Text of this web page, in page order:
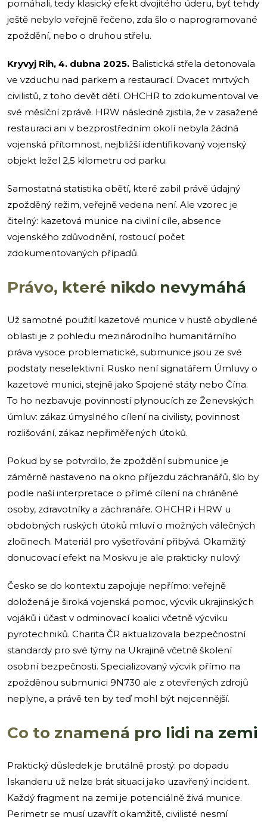
pomáhali, tedy klasický efekt dvojitého úderu, byť tehdy
ještě nebylo veřejně řečeno, zda šlo o naprogramované
zpoždění, nebo o druhou střelu.
Kryvyj Rih, 4. dubna 2025. Balistická střela detonovala
ve vzduchu nad parkem a restaurací. Dvacet mrtvých
civilistů, z toho devět dětí. OHCHR to zdokumentoval ve
své měsíční zprávě. HRW následně zjistila, že v zasažené
restauraci ani v bezprostředním okolí nebyla žádná
vojenská přítomnost, nejbližší identifikovaný vojenský
objekt ležel 2,5 kilometru od parku.
Samostatná statistika obětí, které zabil právě údajný
zpožděný režim, veřejně vedena není. Ale vzorec je
čitelný: kazetová munice na civilní cíle, absence
vojenského zdůvodnění, rostoucí počet
zdokumentovaných případů.
Právo, které nikdo nevymáhá
Už samotné použití kazetové munice v hustě obydlené
oblasti je z pohledu mezinárodního humanitárního
práva vysoce problematické, submunice jsou ze své
podstaty neselektivní. Rusko není signatářem Úmluvy o
kazetové munici, stejně jako Spojené státy nebo Čína.
To ho nezbavuje povinností plynoucích ze Ženevských
úmluv: zákaz úmyslného cílení na civilisty, povinnost
rozlišování, zákaz nepřiměřených útoků.
Pokud by se potvrdilo, že zpoždění submunice je
záměrně nastaveno na okno příjezdu záchranářů, šlo by
podle naší interpretace o přímé cílení na chráněné
osoby, zdravotníky a záchranáře. OHCHR i HRW u
obdobných ruských útoků mluví o možných válečných
zločinech. Materiál pro vyšetřování přibývá. Okamžitý
donucovací efekt na Moskvu je ale prakticky nulový.
Česko se do kontextu zapojuje nepřímo: veřejně
doložená je široká vojenská pomoc, výcvik ukrajinských
vojáků i účast v odminovací koalici včetně výcviku
pyrotechniků. Charita ČR aktualizovala bezpečnostní
standardy pro své týmy na Ukrajině včetně školení
osobní bezpečnosti. Specializovaný výcvik přímo na
zpožděnou submunici 9N730 ale z otevřených zdrojů
neplyne, a právě ten by teď mohl být nejcennější.
Co to znamená pro lidi na zemi
Praktický důsledek je brutálně prostý: po dopadu
Iskanderu už nelze brát situaci jako uzavřený incident.
Každý fragment na zemi je potenciálně živá munice.
Perimetr se musí uzavřít okamžitě, civilisté nesmí